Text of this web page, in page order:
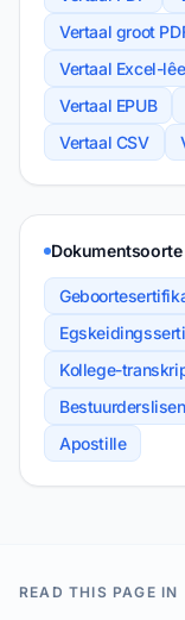
Vertaal groot
Vertaal Excel-
Vertaal EPUB
Vertaal CSV
Dokumentsoorte
Kollege-
Apostille
READ THIS PAGE IN